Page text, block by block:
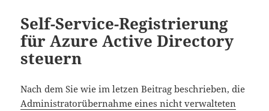
Self-Service-Registrierung
für Azure Active Directory
steuern
Nach dem Sie wie im letzen Beitrag beschrieben, die
Administratorübernahme eines nicht verwalteten